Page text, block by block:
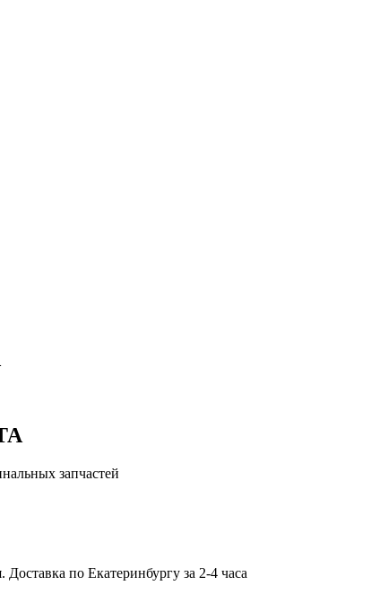
запчастей
по Екатеринбургу за 2-4 часа